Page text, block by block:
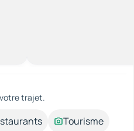
votre trajet.
Tourisme